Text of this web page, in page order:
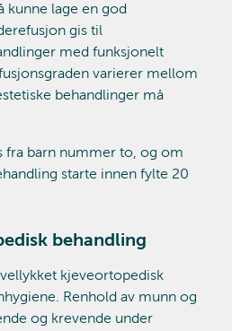
kunne lage en god
gis til
med funksjonelt
varierer mellom
behandlinger må
fra barn nummer to, og om
starte innen fylte 20
behandling
kjeveortopedisk
Renhold av munn og
og krevende under